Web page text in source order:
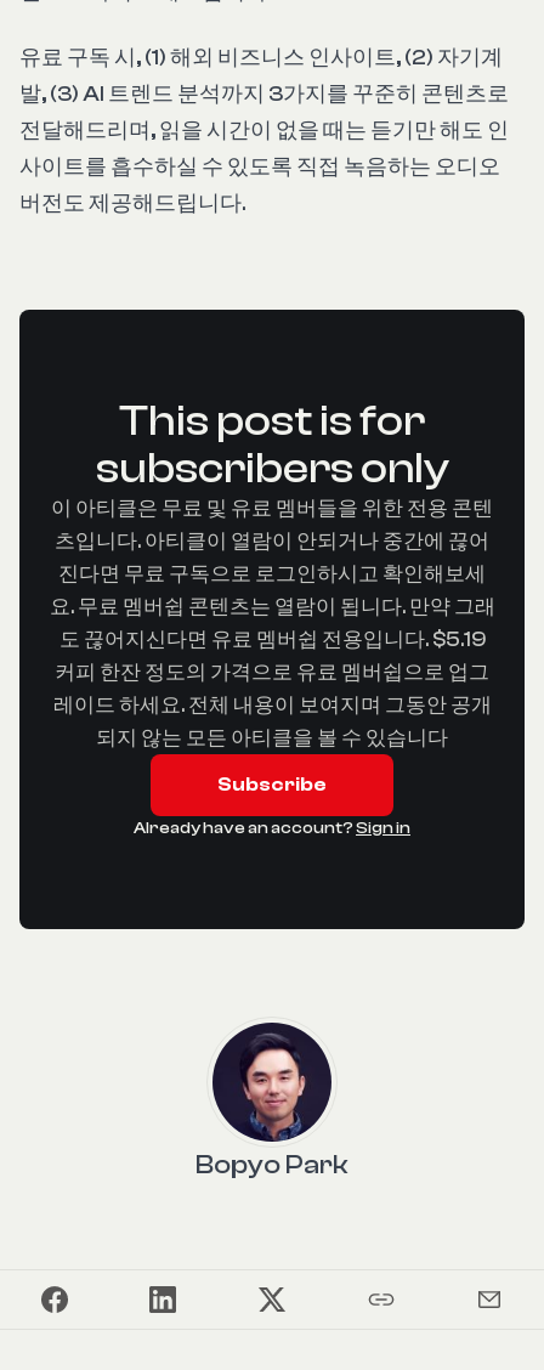
유료 구독 시, (1) 해외 비즈니스 인사이트, (2) 자기계
발, (3) AI 트렌드 분석까지 3가지를 꾸준히 콘텐츠로
전달해드리며, 읽을 시간이 없을 때는 듣기만 해도 인
사이트를 흡수하실 수 있도록 직접 녹음하는 오디오
버전도 제공해드립니다.
This post is for
subscribers only
이 아티클은 무료 및 유료 멤버들을 위한 전용 콘텐
츠입니다. 아티클이 열람이 안되거나 중간에 끊어
진다면 무료 구독으로 로그인하시고 확인해보세
요. 무료 멤버쉽 콘텐츠는 열람이 됩니다. 만약 그래
도 끊어지신다면 유료 멤버쉽 전용입니다. $5.19
커피 한잔 정도의 가격으로 유료 멤버쉽으로 업그
레이드 하세요. 전체 내용이 보여지며 그동안 공개
되지 않는 모든 아티클을 볼 수 있습니다
Subscribe
Already have an account?Sign in
Bopyo Park